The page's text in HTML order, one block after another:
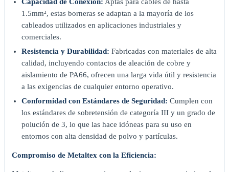
1.5mm², estas borneras se adaptan a la mayoría de los
cableados utilizados en aplicaciones industriales y
comerciales.
Resistencia y Durabilidad: Fabricadas con materiales de alta
calidad, incluyendo contactos de aleación de cobre y
aislamiento de PA66, ofrecen una larga vida útil y resistencia
a las exigencias de cualquier entorno operativo.
Conformidad con Estándares de Seguridad: Cumplen con
los estándares de sobretensión de categoría III y un grado de
polución de 3, lo que las hace idóneas para su uso en
entornos con alta densidad de polvo y partículas.
Compromiso de Metaltex con la Eficiencia: